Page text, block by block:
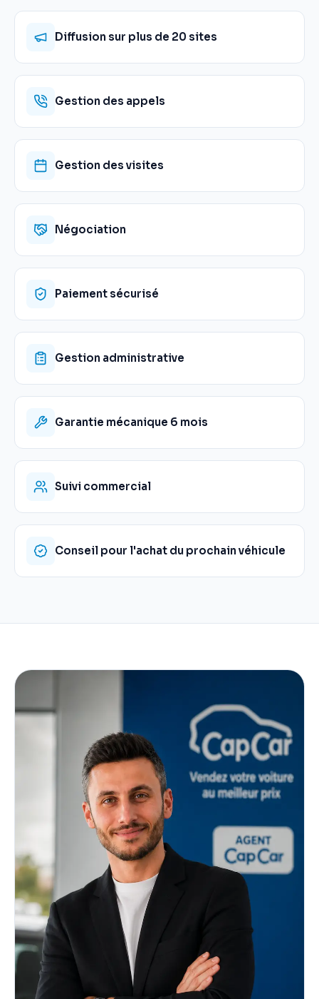
Diffusion sur plus de 20 sites
Gestion des appels
Gestion des visites
Négociation
Paiement sécurisé
Gestion administrative
Garantie mécanique 6 mois
Suivi commercial
Conseil pour l'achat du prochain véhicule